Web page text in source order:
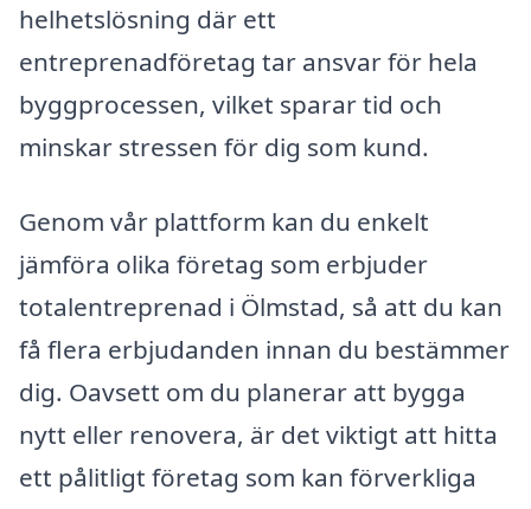
helhetslösning där ett
entreprenadföretag tar ansvar för hela
byggprocessen, vilket sparar tid och
minskar stressen för dig som kund.
Genom vår plattform kan du enkelt
jämföra olika företag som erbjuder
totalentreprenad i Ölmstad, så att du kan
få flera erbjudanden innan du bestämmer
dig. Oavsett om du planerar att bygga
nytt eller renovera, är det viktigt att hitta
ett pålitligt företag som kan förverkliga